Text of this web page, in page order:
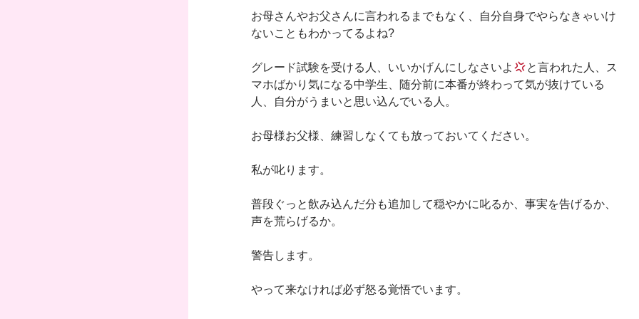
お母さんやお父さんに言われるまでもなく、自分自身でやらなきゃいけ
ないこともわかってるよね?
グレード試験を受ける人、いいかげんにしなさいよ
と言われた人、ス
マホばかり気になる中学生、随分前に本番が終わって気が抜けている
人、自分がうまいと思い込んでいる人。
お母様お父様、練習しなくても放っておいてください。
私が叱ります。
普段ぐっと飲み込んだ分も追加して穏やかに叱るか、事実を告げるか、
声を荒らげるか。
警告します。
やって来なければ必ず怒る覚悟でいます。